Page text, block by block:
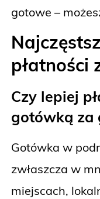
gotowe –
płatności
Czy lepiej
gotówką za
Gotówka w
zwłaszcza w
miejscach,